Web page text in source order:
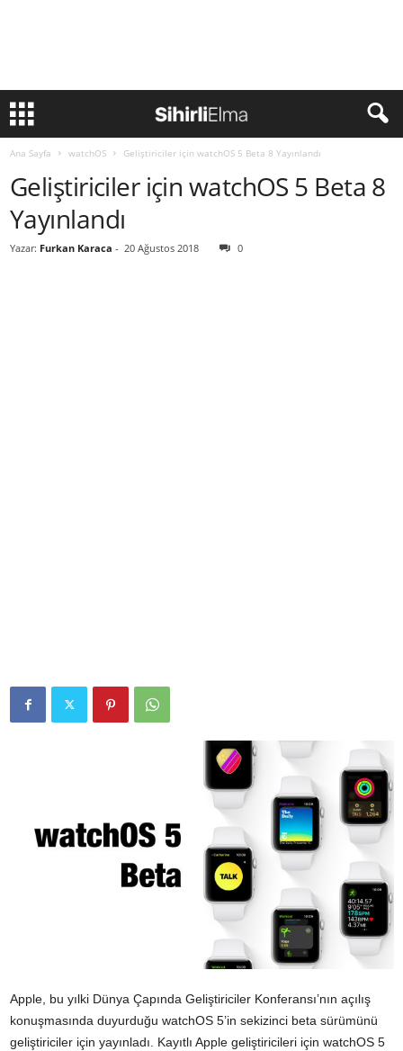
Ana Sayfa watchOS Geliştiriciler için watchOS 5 Beta 8 Yayınlandı
Geliştiriciler için watchOS 5 Beta 8
Yayınlandı
Yazar: Furkan Karaca - 20 Ağustos 2018 0
Apple, bu yılki Dünya Çapında Geliştiriciler Konferansı’nın açılış
konuşmasında duyurduğu watchOS 5’in sekizinci beta sürümünü
geliştiriciler için yayınladı. Kayıtlı Apple geliştiricileri için watchOS 5